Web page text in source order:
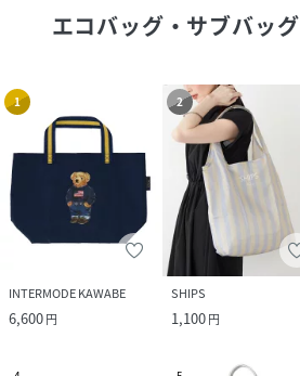
エコバッグ・サブバッグ
1
INTERMODE KAWABE
6,600円
2
SHIPS
1,100円